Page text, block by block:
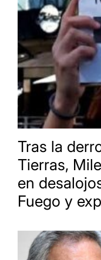
Tras la
Tierras,
en
Fuego y